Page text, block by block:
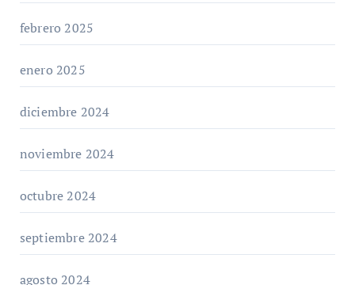
febrero 2025
enero 2025
diciembre 2024
noviembre 2024
octubre 2024
septiembre 2024
agosto 2024